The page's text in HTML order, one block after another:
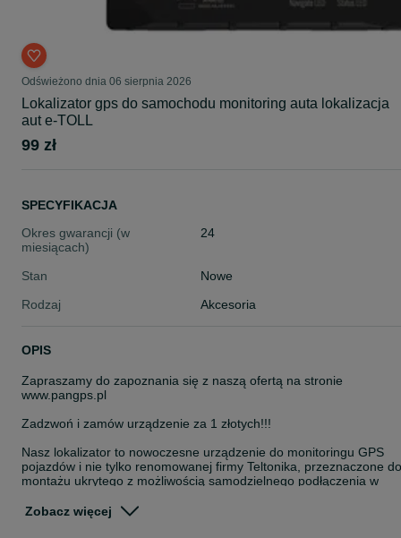
Odświeżono dnia 06 sierpnia 2026
Lokalizator gps do samochodu monitoring auta lokalizacja
aut e-TOLL
99 zł
SPECYFIKACJA
Okres gwarancji (w
miesiącach)
24
Stan
Nowe
Rodzaj
Akcesoria
OPIS
Zapraszamy do zapoznania się z naszą ofertą na stronie
www.pangps.pl
Zadzwoń i zamów urządzenie za 1 złotych!!!
Nasz lokalizator to nowoczesne urządzenie do monitoringu GPS
pojazdów i nie tylko renomowanej firmy Teltonika, przeznaczone do
montażu ukrytego z możliwością samodzielnego podłączenia w
wysokiej jakości, co pozwala na przesyłanie danych o lokalizacji
Zobacz więcej